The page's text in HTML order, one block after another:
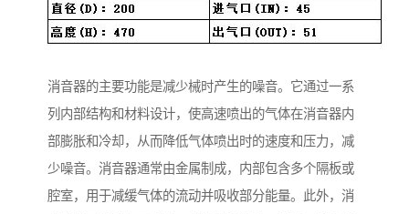
消音器的主要功能是减少械时产生的噪音。它通过一系
列内部结构和材料设计，使高速喷出的气体在消音器内
部膨胀和冷却，从而降低气体喷出时的速度和压力，减
少噪音。消音器通常由金属制成，内部包含多个隔板或
腔室，用于减缓气体的流动并吸收部分能量。此外，消